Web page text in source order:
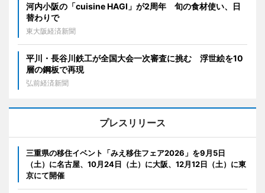
河内小阪の「cuisine HAGI」が2周年 旬の食材使い、日
替わりで
東大阪経済新聞
平川・長谷川鉄工が全国大会一次審査に挑む 浮世絵を10
層の鋼板で再現
弘前経済新聞
プレスリリース
三重県の移住イベント「みえ移住フェア2026」を9月5日
（土）に名古屋、10月24日（土）に大阪、12月12日（土）に東
京にて開催